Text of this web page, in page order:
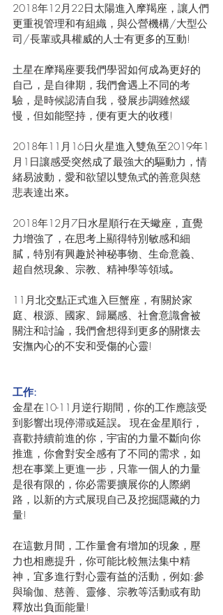
2018年12月22日太陽進入摩羯座，讓人們
更重視管理和有組織，與公營機構/大型公
司/長輩或具權威的人士有更多的互動!
土星在摩羯座要我們學習如何成為更好的
自己，是自律期，我們會遇上不同的考
驗，是時候認清自我，發展步調雖然緩
慢，但如能堅持，便有更大的收穫!
2018年11月16日火星進入雙魚至2019年1
月1日讓感受突然成了最強大的驅動力，情
緒易波動，愛和欲望以雙魚式的善意與慈
悲表達出來｡
2018年12月7日水星順行在天蠍座，直覺
力增強了，在思考上顯得特別敏感和細
膩，特別有興趣於神秘事物、生命意義、
超自然現象、宗教、精神學等領域｡
11月北交點正式進入巨蟹座，有關於家
庭、根源、國家、歸屬感、社會意識會被
關注和討論，我們會想得到更多的關懷去
安撫內心的不安和受傷的心靈!
工作:
金星在10-11月逆行期間，你的工作應該受
到影響出現停滞或延誤｡  現在金星順行，
喜歡持續前進的你，宇宙的力量不斷向你
推進，你會對安全感有了不同的需求，如
想在事業上更進一步，只靠一個人的力量
是很有限的，你必需要擴展你的人際網
路，以新的方式展現自己及挖掘隱藏的力
量!
在這數月間，工作量會有增加的現象，壓
力也相應提升，你可能比較無法集中精
神，宜多進行對心靈有益的活動，例如:參
與瑜伽、慈善、靈修、宗教等活動或有助
釋放出負面能量!